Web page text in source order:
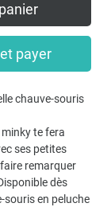
payer
chauve-souris
te fera
ses petites
remarquer
dès
en peluche